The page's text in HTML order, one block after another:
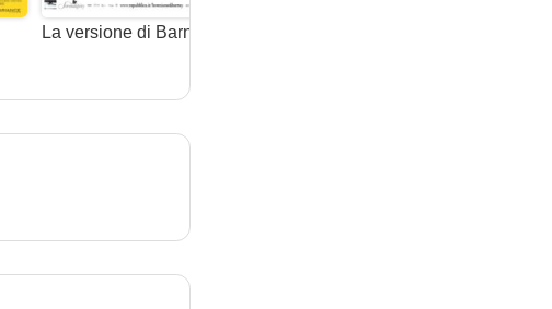
La versione di Barney